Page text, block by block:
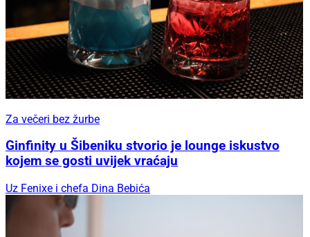
Za večeri bez žurbe
Ginfinity u Šibeniku stvorio je lounge iskustvo
kojem se gosti uvijek vraćaju
Uz Fenixe i chefa Dina Bebića